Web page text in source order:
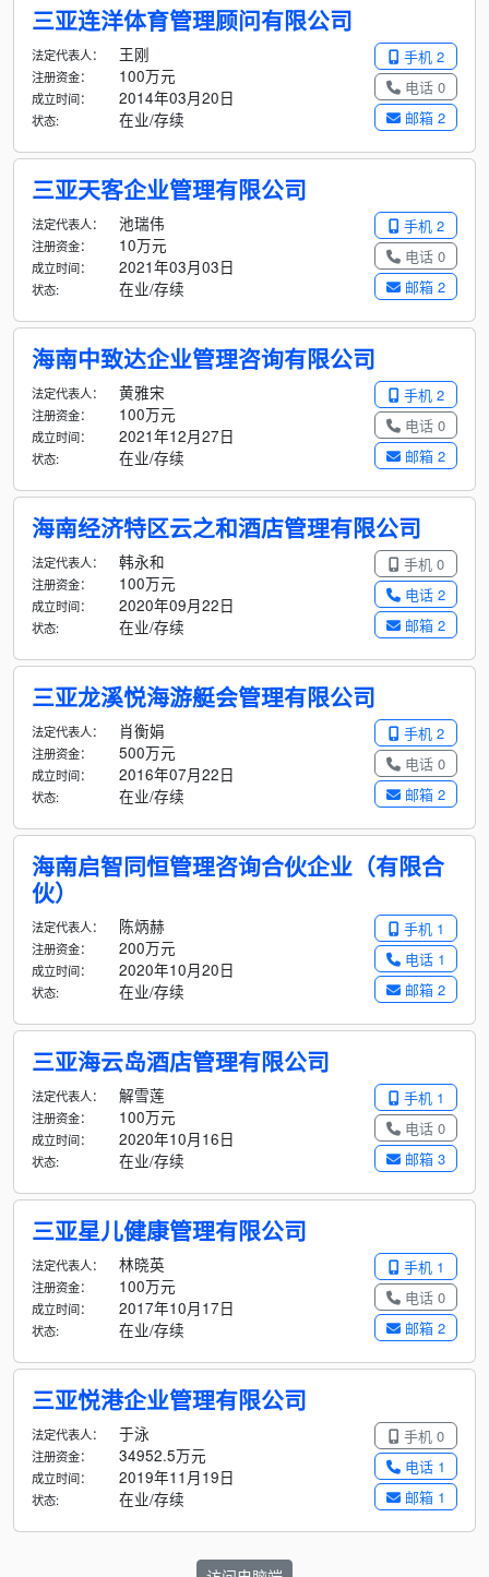
三亚连洋体育管理顾问有限公司
手机 2
电话 0
邮箱 2
法定代表人： 王刚
注册资金： 100万元
成立时间： 2014年03月20日
状态: 在业/存续
三亚天客企业管理有限公司
手机 2
电话 0
邮箱 2
法定代表人： 池瑞伟
注册资金： 10万元
成立时间： 2021年03月03日
状态: 在业/存续
海南中致达企业管理咨询有限公司
手机 2
电话 0
邮箱 2
法定代表人： 黄雅宋
注册资金： 100万元
成立时间： 2021年12月27日
状态: 在业/存续
海南经济特区云之和酒店管理有限公司
手机 0
电话 2
邮箱 2
法定代表人： 韩永和
注册资金： 100万元
成立时间： 2020年09月22日
状态: 在业/存续
三亚龙溪悦海游艇会管理有限公司
手机 2
电话 0
邮箱 2
法定代表人： 肖衡娟
注册资金： 500万元
成立时间： 2016年07月22日
状态: 在业/存续
海南启智同恒管理咨询合伙企业（有限合
伙）
手机 1
电话 1
邮箱 2
法定代表人： 陈炳赫
注册资金： 200万元
成立时间： 2020年10月20日
状态: 在业/存续
三亚海云岛酒店管理有限公司
手机 1
电话 0
邮箱 3
法定代表人： 解雪莲
注册资金： 100万元
成立时间： 2020年10月16日
状态: 在业/存续
三亚星儿健康管理有限公司
手机 1
电话 0
邮箱 2
法定代表人： 林晓英
注册资金： 100万元
成立时间： 2017年10月17日
状态: 在业/存续
三亚悦港企业管理有限公司
手机 0
电话 1
邮箱 1
法定代表人： 于泳
注册资金： 34952.5万元
成立时间： 2019年11月19日
状态: 在业/存续